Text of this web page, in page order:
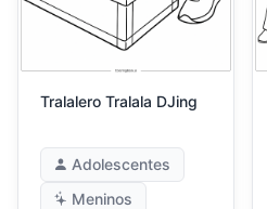
Tralalero Tralala DJing
Adolescentes
Meninos